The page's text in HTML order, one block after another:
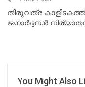
തിരുവത്ര കാളീടകത്ത്
ജനാർദ്ദനൻ
You Might Also